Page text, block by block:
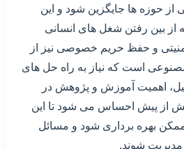
از حوزه ها جایگزین شود و این
از بین رفتن شغل های انسانی
و حفظ حریم خصوصی نیز از
است که نیاز به راه حل های
اهمیت آموزش و پژوهش در
از پیش احساس می شود تا این
بهره برداری شود و مسائل
شوند.